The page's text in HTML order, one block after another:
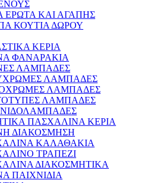
ΕΡΩΤΑ ΚΑΙ ΑΓΑΠΗΣ
ΚΟΥΤΙΑ ΔΩΡΟΥ
ΚΕΡΙΑ
ΦΑΝΑΡΑΚΙΑ
ΛΑΜΠΑΔΕΣ
ΛΑΜΠΑΔΕΣ
ΛΑΜΠΑΔΕΣ
ΛΑΜΠΑΔΕΣ
ΠΑΣΧΑΛΙΝΑ ΚΕΡΙΑ
ΔΙΑΚΟΣΜΗΣΗ
ΚΑΛΑΘΑΚΙΑ
ΤΡΑΠΕΖΙ
ΔΙΑΚΟΣΜΗΤΙΚΑ
ΠΑΙΧΝΙΔΙΑ